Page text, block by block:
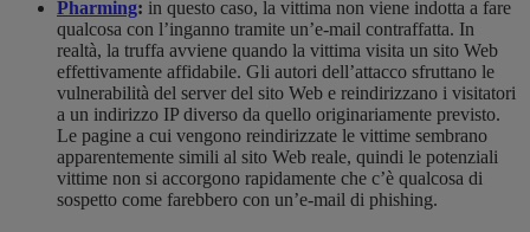
Pharming: in questo caso, la vittima non viene indotta a fare
qualcosa con l’inganno tramite un’e-mail contraffatta. In
realtà, la truffa avviene quando la vittima visita un sito Web
effettivamente affidabile. Gli autori dell’attacco sfruttano le
vulnerabilità del server del sito Web e reindirizzano i visitatori
a un indirizzo IP diverso da quello originariamente previsto.
Le pagine a cui vengono reindirizzate le vittime sembrano
apparentemente simili al sito Web reale, quindi le potenziali
vittime non si accorgono rapidamente che c’è qualcosa di
sospetto come farebbero con un’e-mail di phishing.